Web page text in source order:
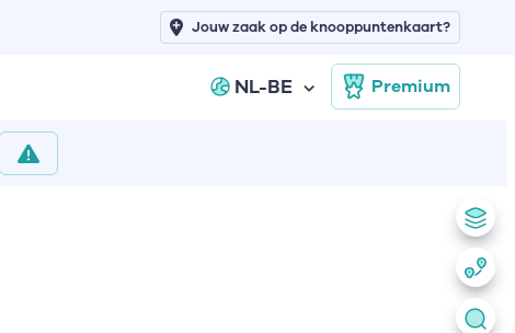
NL-BE Premium
Jouw zaak op de knooppuntenkaart?